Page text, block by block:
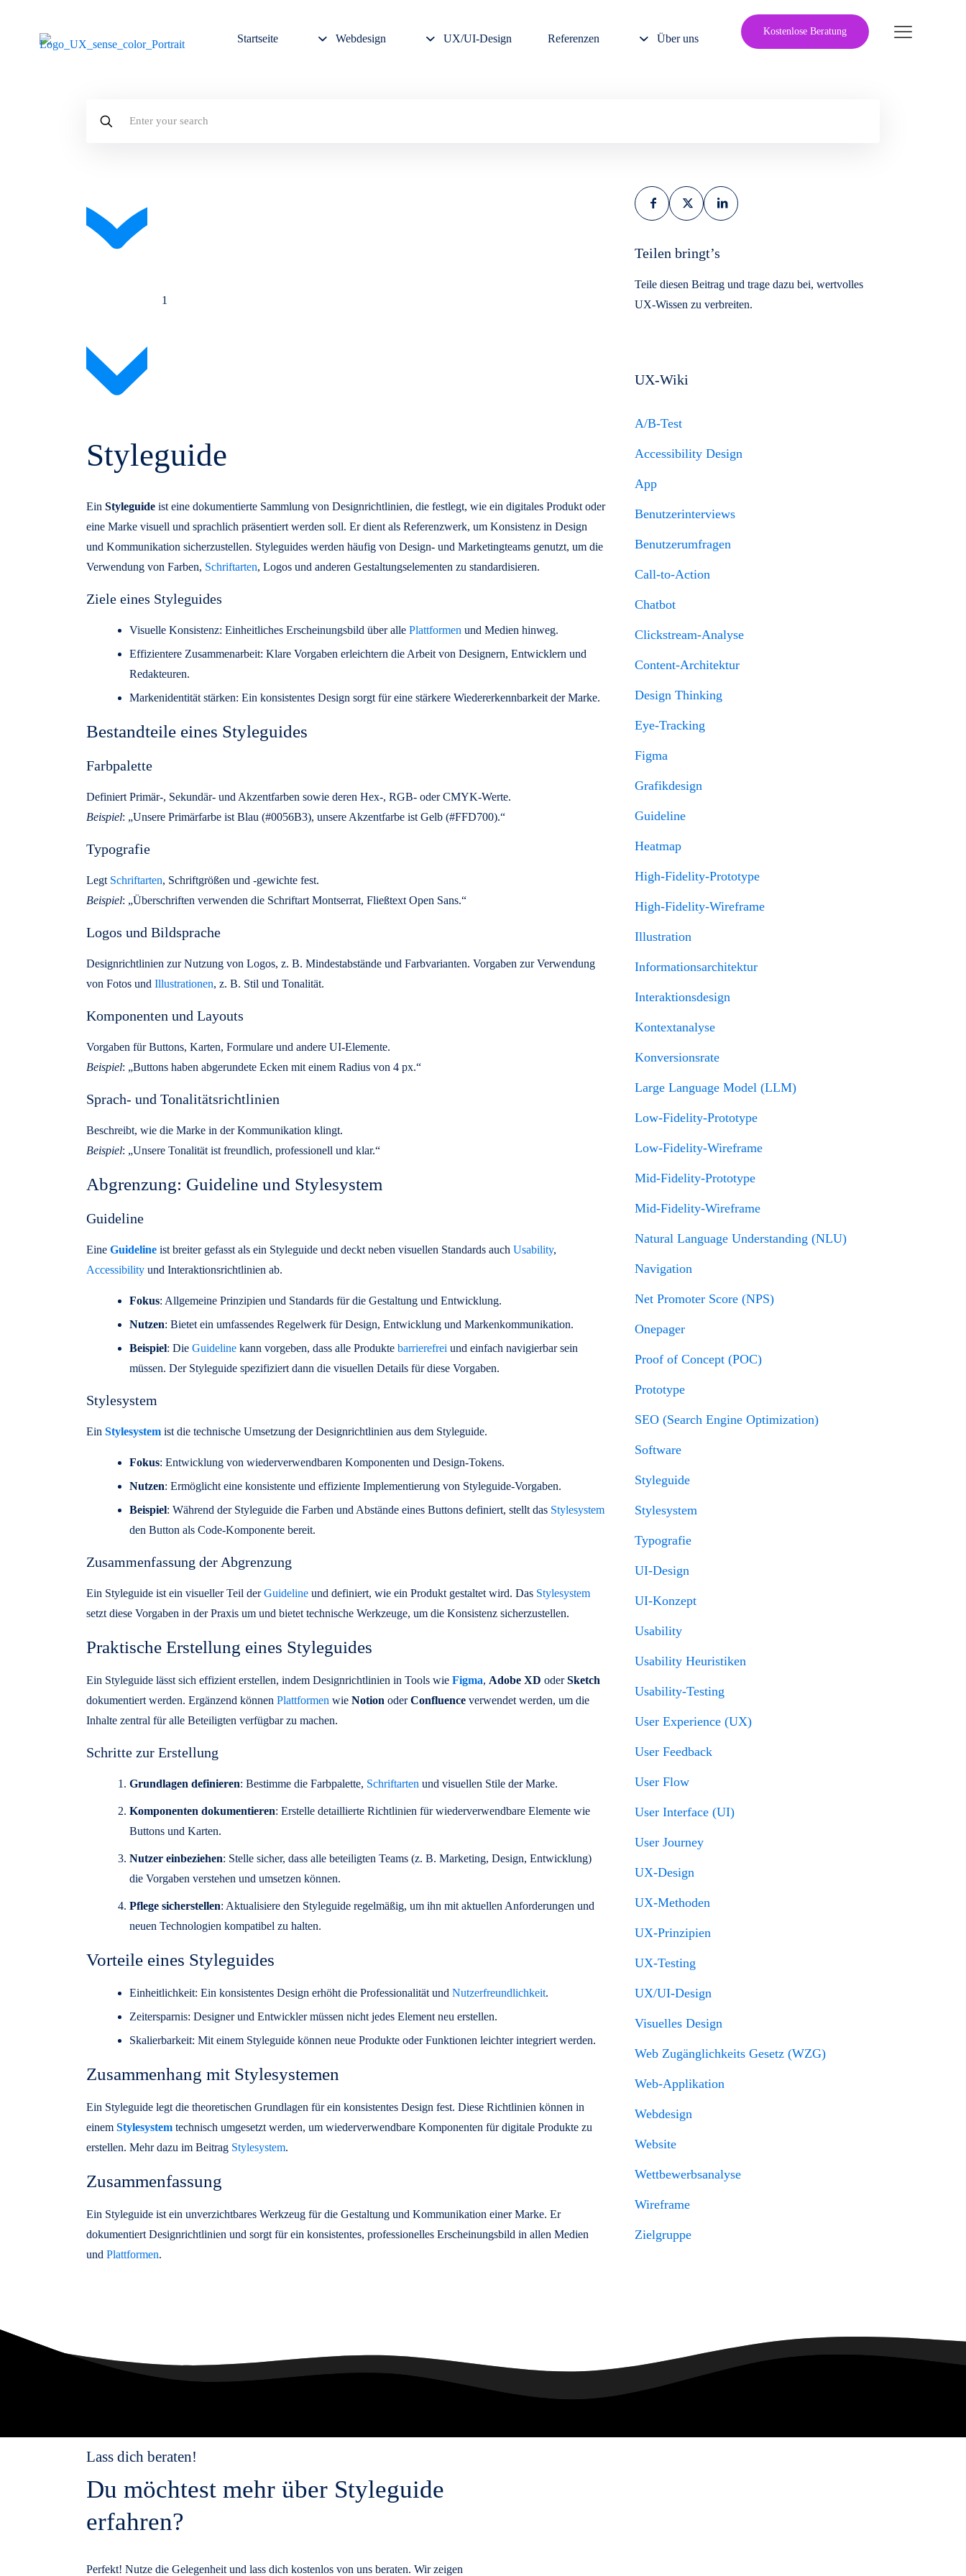
Startseite Webdesign UX/UI-Design Referenzen Über uns
Kostenlose Beratung
your
1
Styleguide
Ein Styleguide ist eine dokumentierte Sammlung von Designrichtlinien, die festlegt, wie ein digitales Produkt oder
eine Marke visuell und sprachlich präsentiert werden soll. Er dient als Referenzwerk, um Konsistenz in Design
und Kommunikation sicherzustellen. Styleguides werden häufig von Design- und Marketingteams genutzt, um die
Verwendung von Farben, Schriftarten, Logos und anderen Gestaltungselementen zu standardisieren.
Ziele eines Styleguides
Visuelle Konsistenz: Einheitliches Erscheinungsbild über alle Plattformen und Medien hinweg.
Effizientere Zusammenarbeit: Klare Vorgaben erleichtern die Arbeit von Designern, Entwicklern und
Redakteuren.
Markenidentität stärken: Ein konsistentes Design sorgt für eine stärkere Wiedererkennbarkeit der Marke.
Bestandteile eines Styleguides
Farbpalette
Definiert Primär-, Sekundär- und Akzentfarben sowie deren Hex-, RGB- oder CMYK-Werte.
Beispiel: „Unsere Primärfarbe ist Blau (#0056B3), unsere Akzentfarbe ist Gelb (#FFD700).“
Typografie
Legt Schriftarten, Schriftgrößen und -gewichte fest.
Beispiel: „Überschriften verwenden die Schriftart Montserrat, Fließtext Open Sans.“
Logos und Bildsprache
Designrichtlinien zur Nutzung von Logos, z. B. Mindestabstände und Farbvarianten. Vorgaben zur Verwendung
von Fotos und Illustrationen, z. B. Stil und Tonalität.
Komponenten und Layouts
Vorgaben für Buttons, Karten, Formulare und andere UI-Elemente.
Beispiel: „Buttons haben abgerundete Ecken mit einem Radius von 4 px.“
Sprach- und Tonalitätsrichtlinien
Beschreibt, wie die Marke in der Kommunikation klingt.
Beispiel: „Unsere Tonalität ist freundlich, professionell und klar.“
Abgrenzung: Guideline und Stylesystem
Guideline
Eine Guideline ist breiter gefasst als ein Styleguide und deckt neben visuellen Standards auch Usability,
Accessibility und Interaktionsrichtlinien ab.
Fokus: Allgemeine Prinzipien und Standards für die Gestaltung und Entwicklung.
Nutzen: Bietet ein umfassendes Regelwerk für Design, Entwicklung und Markenkommunikation.
Beispiel: Die Guideline kann vorgeben, dass alle Produkte barrierefrei und einfach navigierbar sein
müssen. Der Styleguide spezifiziert dann die visuellen Details für diese Vorgaben.
Stylesystem
Ein Stylesystem ist die technische Umsetzung der Designrichtlinien aus dem Styleguide.
Fokus: Entwicklung von wiederverwendbaren Komponenten und Design-Tokens.
Nutzen: Ermöglicht eine konsistente und effiziente Implementierung von Styleguide-Vorgaben.
Beispiel: Während der Styleguide die Farben und Abstände eines Buttons definiert, stellt das Stylesystem
den Button als Code-Komponente bereit.
Zusammenfassung der Abgrenzung
Ein Styleguide ist ein visueller Teil derGuideline und definiert, wie ein Produkt gestaltet wird. Das Stylesystem
setzt diese Vorgaben in der Praxis um und bietet technische Werkzeuge, um die Konsistenz sicherzustellen.
Praktische Erstellung eines Styleguides
Ein Styleguide lässt sich effizient erstellen, indem Designrichtlinien in Tools wie Figma, Adobe XD oderSketch
dokumentiert werden. Ergänzend können Plattformen wie Notion oderConfluence verwendet werden, um die
Inhalte zentral für alle Beteiligten verfügbar zu machen.
Schritte zur Erstellung
Grundlagen definieren: Bestimme die Farbpalette, Schriftarten und visuellen Stile der Marke.
Komponenten dokumentieren: Erstelle detaillierte Richtlinien für wiederverwendbare Elemente wie
Buttons und Karten.
Nutzer einbeziehen: Stelle sicher, dass alle beteiligten Teams (z. B. Marketing, Design, Entwicklung)
die Vorgaben verstehen und umsetzen können.
Pflege sicherstellen: Aktualisiere den Styleguide regelmäßig, um ihn mit aktuellen Anforderungen und
neuen Technologien kompatibel zu halten.
Vorteile eines Styleguides
Einheitlichkeit: Ein konsistentes Design erhöht die Professionalität und Nutzerfreundlichkeit.
Zeitersparnis: Designer und Entwickler müssen nicht jedes Element neu erstellen.
Skalierbarkeit: Mit einem Styleguide können neue Produkte oder Funktionen leichter integriert werden.
Zusammenhang mit Stylesystemen
Ein Styleguide legt die theoretischen Grundlagen für ein konsistentes Design fest. Diese Richtlinien können in
einem Stylesystem technisch umgesetzt werden, um wiederverwendbare Komponenten für digitale Produkte zu
erstellen. Mehr dazu im Beitrag Stylesystem.
Zusammenfassung
Ein Styleguide ist ein unverzichtbares Werkzeug für die Gestaltung und Kommunikation einer Marke. Er
dokumentiert Designrichtlinien und sorgt für ein konsistentes, professionelles Erscheinungsbild in allen Medien
und Plattformen.
auf
Facebook
auf
X
auf
LinkedIn
Teilen bringt’s
Teile diesen Beitrag und trage dazu bei, wertvolles
UX-Wissen zu verbreiten.
UX-Wiki
A/B-Test
Accessibility Design
App
Benutzerinterviews
Benutzerumfragen
Call-to-Action
Chatbot
Clickstream-Analyse
Content-Architektur
Design Thinking
Eye-Tracking
Figma
Grafikdesign
Guideline
Heatmap
High-Fidelity-Prototype
High-Fidelity-Wireframe
Illustration
Informationsarchitektur
Interaktionsdesign
Kontextanalyse
Konversionsrate
Large Language Model (LLM)
Low-Fidelity-Prototype
Low-Fidelity-Wireframe
Mid-Fidelity-Prototype
Mid-Fidelity-Wireframe
Natural Language Understanding (NLU)
Navigation
Net Promoter Score (NPS)
Onepager
Proof of Concept (POC)
Prototype
SEO (Search Engine Optimization)
Software
Styleguide
Stylesystem
Typografie
UI-Design
UI-Konzept
Usability
Usability Heuristiken
Usability-Testing
User Experience (UX)
User Feedback
User Flow
User Interface (UI)
User Journey
UX-Design
UX-Methoden
UX-Prinzipien
UX-Testing
UX/UI-Design
Visuelles Design
Web Zugänglichkeits Gesetz (WZG)
Web-Applikation
Webdesign
Website
Wettbewerbsanalyse
Wireframe
Zielgruppe
Lass dich beraten!
Du möchtest mehr über Styleguide
erfahren?
Perfekt! Nutze die Gelegenheit und lass dich kostenlos von uns beraten. Wir zeigen